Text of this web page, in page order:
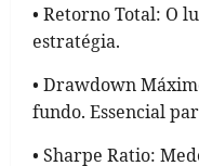
• Retorno Total: O
estratégia.
• Drawdown
fundo. Essencial
• Sharpe Ratio: